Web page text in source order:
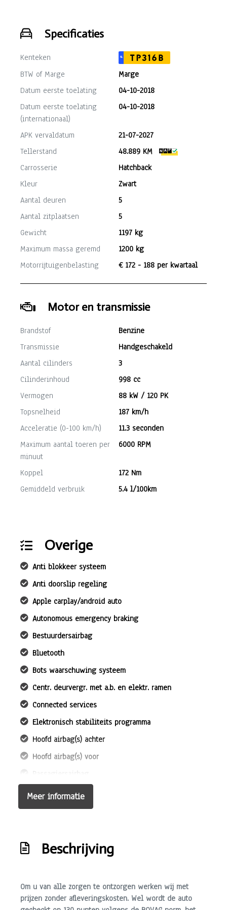
Specificaties
Kenteken NL
TP316B
BTW of Marge
Marge
Datum eerste toelating
04-10-2018
Datum eerste toelating
(internationaal)
04-10-2018
APK vervaldatum
21-07-2027
Tellerstand
48.889 KM
Carrosserie
Hatchback
Kleur
Zwart
Aantal deuren
5
Aantal zitplaatsen
5
Gewicht
1197 kg
Maximum massa geremd
1200 kg
Motorrijtuigenbelasting
€ 172 - 188 per kwartaal
Motor en transmissie
Brandstof
Benzine
Transmissie
Handgeschakeld
Aantal cilinders
3
Cilinderinhoud
998 cc
Vermogen
88 kW / 120 PK
Topsnelheid
187 km/h
Acceleratie (0-100 km/h)
11.3 seconden
Maximum aantal toeren per
minuut
6000 RPM
Koppel
172 Nm
Gemiddeld verbruik
5.4 l/100km
Overige
Anti blokkeer systeem
Anti doorslip regeling
Apple carplay/android auto
Autonomous emergency braking
Bestuurdersairbag
Bluetooth
Bots waarschuwing systeem
Centr. deurvergr. met a.b. en elektr. ramen
Connected services
Elektronisch stabiliteits programma
Hoofd airbag(s) achter
Hoofd airbag(s) voor
Rijstrooksensor met correctie
Zij airbag(s) voor
Achterbank in delen neerklapbaar
Bestuurdersstoel in hoogte verstelbaar
Binnenspiegel automatisch dimmend
Meer informatie
Beschrijving
Om u van alle zorgen te ontzorgen werken wij met
prijzen zonder afleveringskosten. Wel wordt de auto